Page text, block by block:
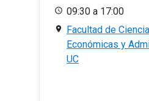
09:30 a 17:00
Facultad de
Económicas y
UC